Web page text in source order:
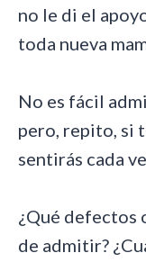
no le di el
toda nueva
No es fácil
pero, repito, si
sentirás cada
¿Qué defectos
de admitir?